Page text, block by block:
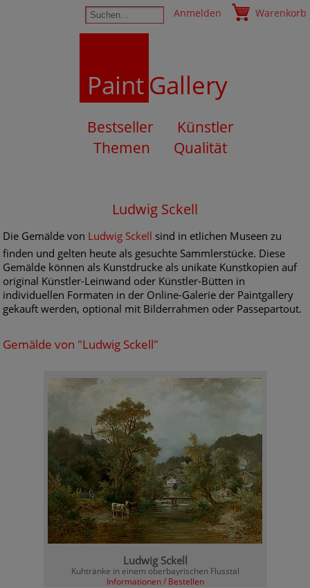
Anmelden Warenkorb
PaintGallery
Bestseller
Künstler
Themen
Qualität
Ludwig Sckell
Die Gemälde von Ludwig Sckell sind in etlichen Museen zu
finden und gelten heute als gesuchte Sammlerstücke. Diese
Gemälde können als Kunstdrucke als unikate Kunstkopien auf
original Künstler-Leinwand oder Künstler-Bütten in
individuellen Formaten in der Online-Galerie der Paintgallery
gekauft werden, optional mit Bilderrahmen oder Passepartout.
Gemälde von "Ludwig Sckell"
Ludwig Sckell
Kuhtränke in einem oberbayrischen Flusstal
Informationen / Bestellen